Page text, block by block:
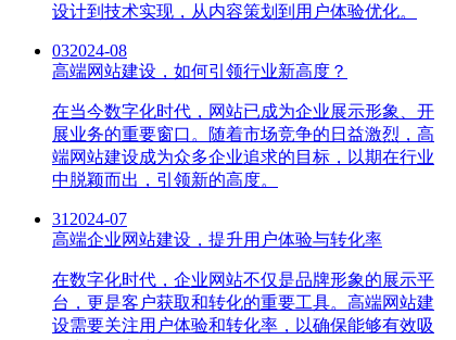
设计到技术实现，从内容策划到用户体验优化。
032024-08
高端网站建设，如何引领行业新高度？
在当今数字化时代，网站已成为企业展示形象、开
展业务的重要窗口。随着市场竞争的日益激烈，高
端网站建设成为众多企业追求的目标，以期在行业
中脱颖而出，引领新的高度。
31 2024-07
高端企业网站建设，提升用户体验与转化率
在数字化时代，企业网站不仅是品牌形象的展示平
台，更是客户获取和转化的重要工具。高端网站建
设需要关注用户体验和转化率，以确保能够有效吸